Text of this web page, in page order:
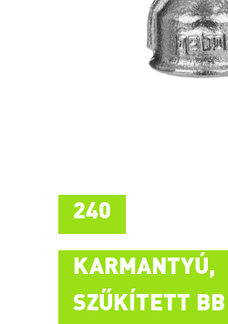
240
KARMANTYÚ,
SZŰKÍTETT BB